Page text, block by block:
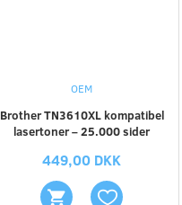
OEM
Brother TN3610XL kompatibel
lasertoner – 25.000 sider
449,00 DKK